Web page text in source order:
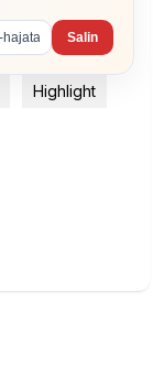
Salin
Highlight